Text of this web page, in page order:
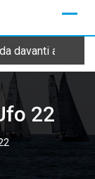
davanti alla
22